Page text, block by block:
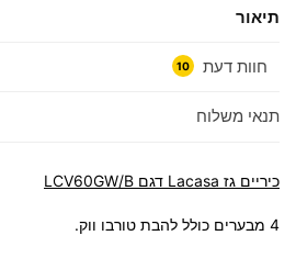
תיאור
חוות דעת 10
תנאי משלוח
‏כיריים גז Lacasa דגם LCV60GW/B
4 מבערים כולל להבת טורבו ווק.